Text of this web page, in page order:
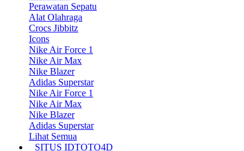
Perawatan Sepatu
Alat Olahraga
Crocs Jibbitz
Icons
Nike Air Force 1
Nike Air Max
Nike Blazer
Adidas Superstar
Nike Air Force 1
Nike Air Max
Nike Blazer
Adidas Superstar
Lihat Semua
SITUS IDTOTO4D